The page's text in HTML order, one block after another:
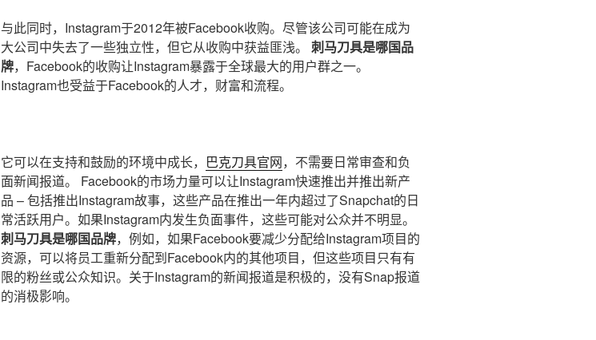
与此同时，Instagram于2012年被Facebook收购。尽管该公司可能在成为
大公司中失去了一些独立性，但它从收购中获益匪浅。 刺马刀具是哪国品
牌，Facebook的收购让Instagram暴露于全球最大的用户群之一。
Instagram也受益于Facebook的人才，财富和流程。
它可以在支持和鼓励的环境中成长， 巴克刀具官网，不需要日常审查和负
面新闻报道。 Facebook的市场力量可以让Instagram快速推出并推出新产
品 – 包括推出Instagram故事，这些产品在推出一年内超过了Snapchat的日
常活跃用户。如果Instagram内发生负面事件，这些可能对公众并不明显。
刺马刀具是哪国品牌，例如，如果Facebook要减少分配给Instagram项目的
资源，可以将员工重新分配到Facebook内的其他项目，但这些项目只有有
限的粉丝或公众知识。关于Instagram的新闻报道是积极的，没有Snap报道
的消极影响。